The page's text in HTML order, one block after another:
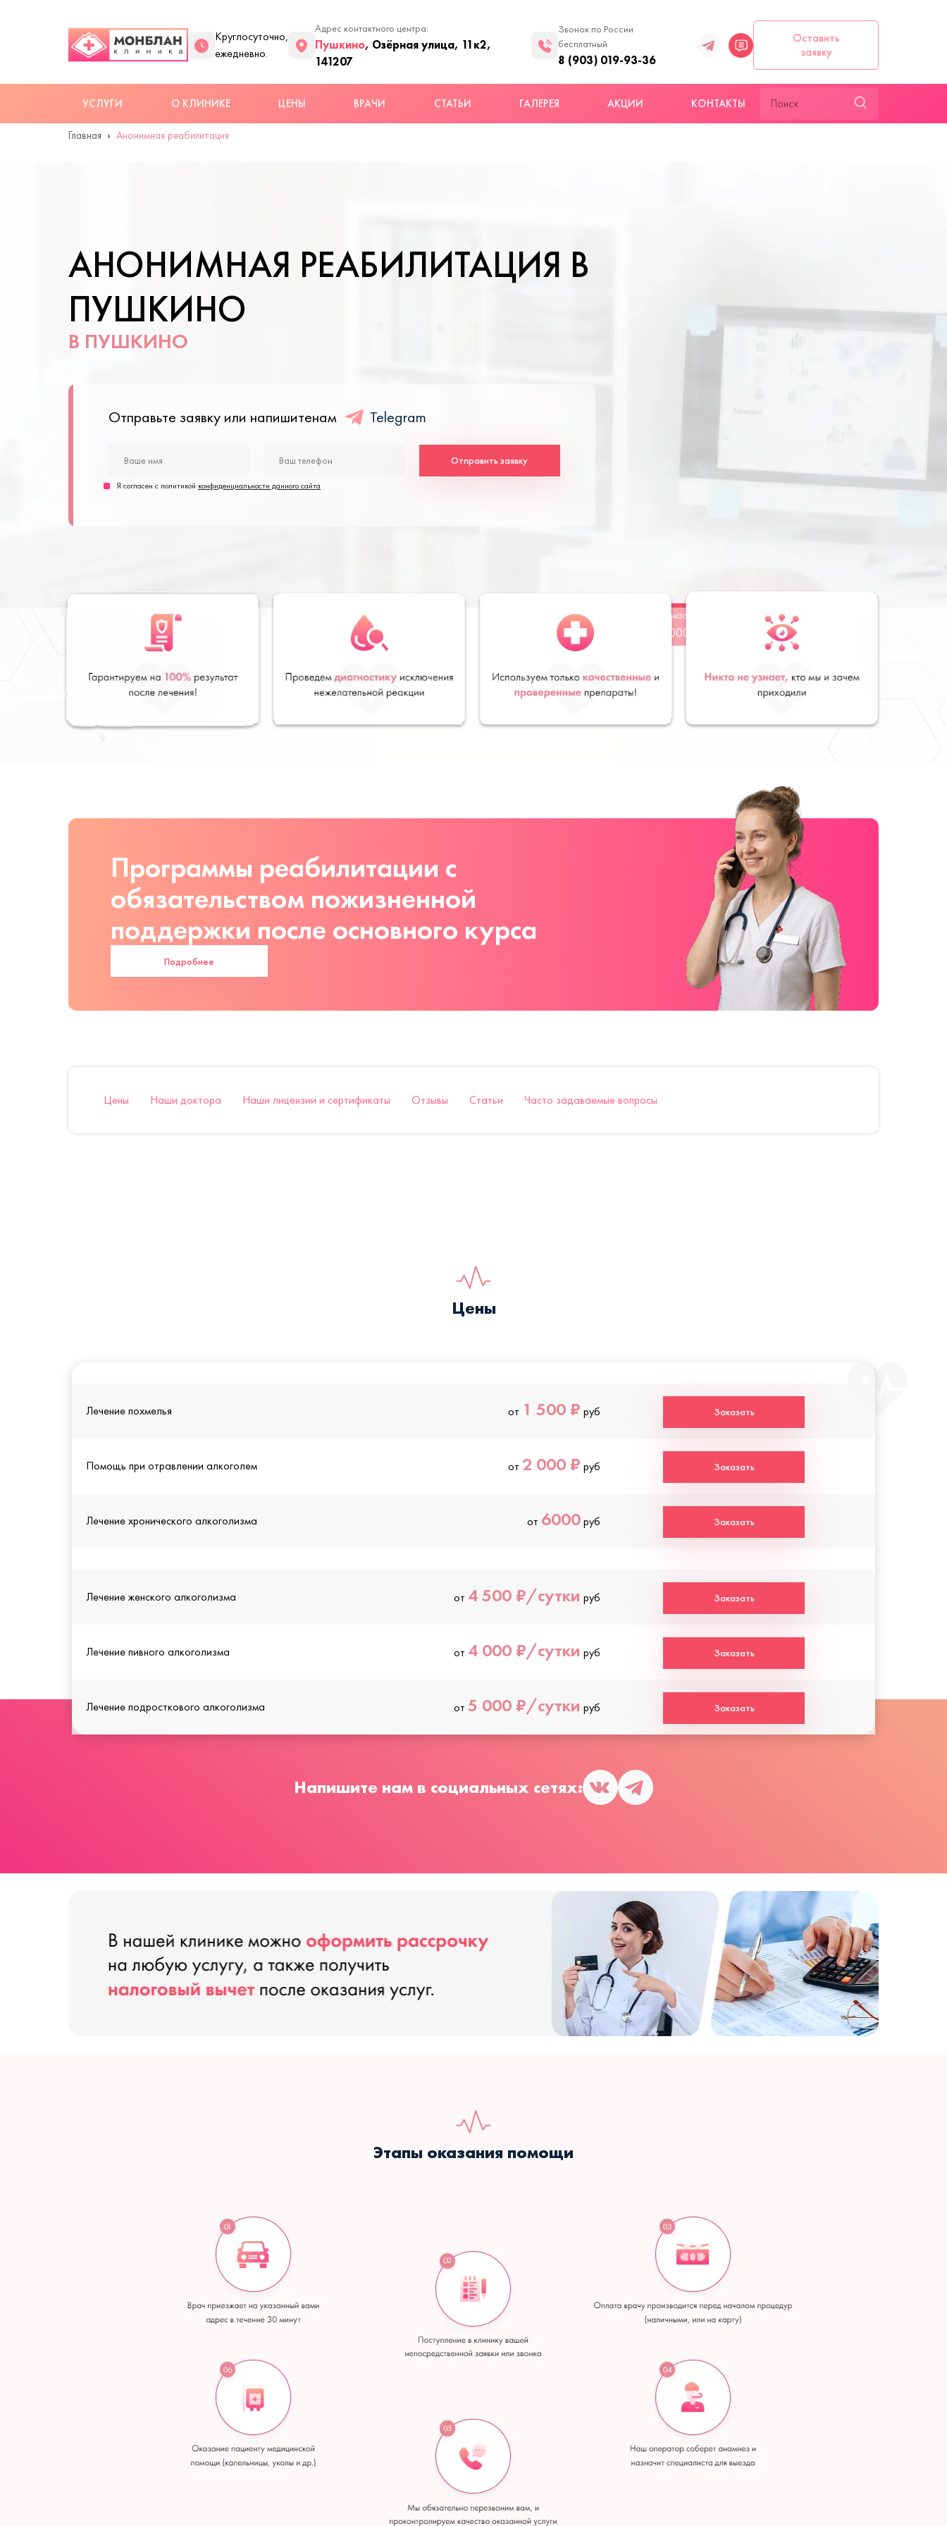
Круглосуточно,
ежедневно.
Адрес контактного центра:
Пушкино, Озёрная улица, 11к2,
141207
Звонок по России
бесплатный
8 (903) 019-93-36
Оставить
заявку
УСЛУГИ О КЛИНИКЕ ЦЕНЫ ВРАЧИ СТАТЬИ ГАЛЕРЕЯ АКЦИИ КОНТАКТЫ
Главная Анонимная реабилитация
АНОНИМНАЯ РЕАБИЛИТАЦИЯ В
ПУШКИНО
В ПУШКИНО
Отправьте заявку или напишитенам Telegram
Отправить заявку
Я согласен с политикой конфиденциальности данного сайта
Стоимость
от 3000 руб
Заказать
Программы реабилитации с
обязательством пожизненной
поддержки после основного курса
Подробнее
Цены Наши доктора Наши лицензии и сертификаты Отзывы Статьи Часто задаваемые вопросы
Цены
Лечение похмелья от 1 500 ₽ руб Заказать
Помощь при отравлении алкоголем от 2 000 ₽ руб Заказать
Лечение хронического алкоголизма от 6000руб Заказать
Лечение женского алкоголизма от 4 500 ₽/сутки руб Заказать
Лечение пивного алкоголизма от 4 000 ₽/сутки руб Заказать
Лечение подросткового алкоголизма от 5 000 ₽/сутки руб Заказать
Напишите нам в социальных сетях:
Этапы оказания помощи